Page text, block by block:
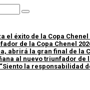
el éxito de la Copa
de la Copa Chenel
abrirá la gran final de la
al nuevo triunfador de
la responsabilidad